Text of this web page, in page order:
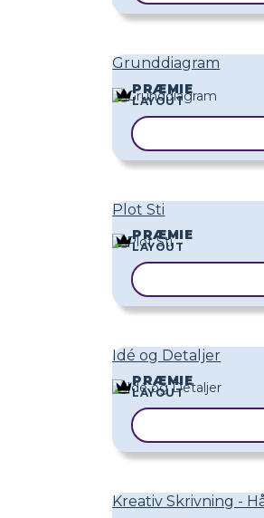
Grunddiagram
PRÆMIE
LAYOUT
Plot Sti
PRÆMIE
LAYOUT
Idé og Detaljer
PRÆMIE
LAYOUT
Kreativ Skrivning -